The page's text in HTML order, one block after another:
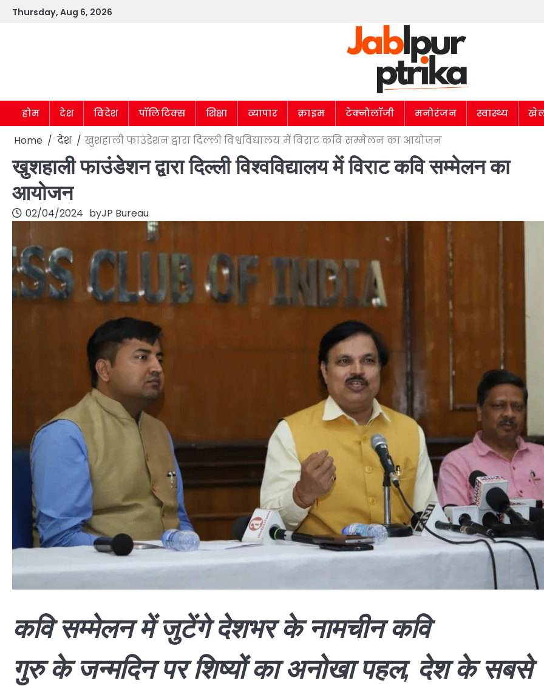
SkipThursday, Aug 6, 2026
होम देश विदेश पॉलिटिक्स शिक्षा व्यापार क्राइम टेक्नोलॉजी मनोरंजन स्वास्थ्य
Home देश खुशहाली फाउंडेशन द्वारा दिल्ली विश्वविद्यालय में विराट कवि सम्मेलन का आयोजन
खुशहाली फाउंडेशन द्वारा दिल्ली विश्वविद्यालय में विराट कवि सम्मेलन का
आयोजन
02/04/2024 byJP Bureau
कवि सम्मेलन में जुटेंगे देशभर के नामचीन कवि
गुरु के जन्मदिन पर शिष्यों का अनोखा पहल, देश के सबसे